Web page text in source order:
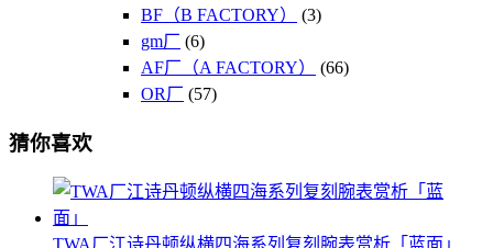
BF（B FACTORY）
(3)
gm厂 (6)
AF厂（A FACTORY）
(66)
OR厂 (57)
猜你喜欢
TWA厂江诗丹顿纵横四海系列复刻腕表赏析「蓝面」